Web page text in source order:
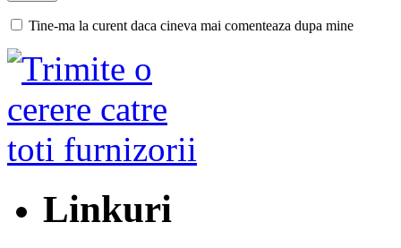
Tine-ma la curent daca cineva mai comenteaza dupa mine
Linkuri